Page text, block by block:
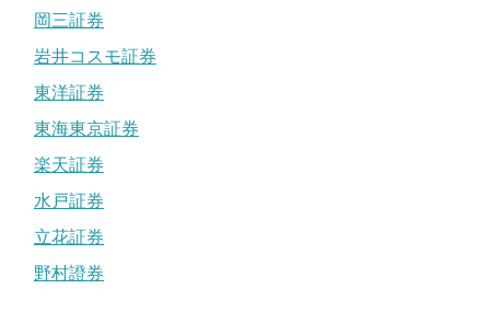
岡三証券
岩井コスモ証券
東洋証券
東海東京証券
楽天証券
水戸証券
立花証券
野村證券